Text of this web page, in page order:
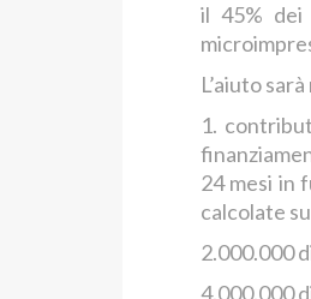
il 45% dei
L’aiuto
1.
24 mesi in
calcolate
2.000.000
4.000.000